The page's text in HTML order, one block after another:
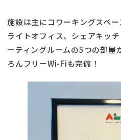
施設は主にコワーキングスペ
ライトオフィス、シェアキッ
ーティングルームの5つの部屋
ろんフリーWi-Fiも完備！